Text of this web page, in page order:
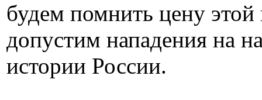
будем помнить цену
допустим нападения на
истории России.